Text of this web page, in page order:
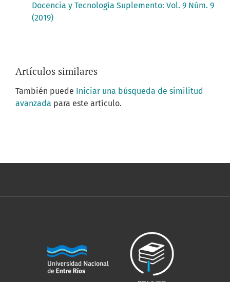
Docencia y Tecnología Suplemento: Vol. 9 Núm. 9
(2019)
Artículos similares
También puede Iniciar una búsqueda de similitud
avanzada para este artículo.